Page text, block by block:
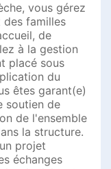
vous gérez
des familles
de
à la gestion
placé sous
du
êtes garant(e)
soutien de
de l'ensemble
la structure.
projet
échanges